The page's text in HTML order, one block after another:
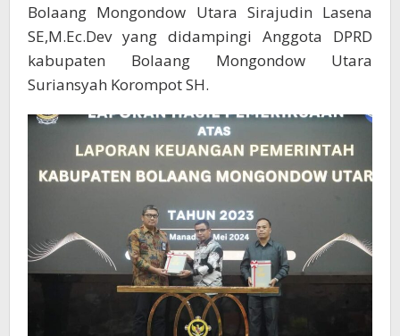
Bolaang Mongondow Utara Sirajudin Lasena
SE,M.Ec.Dev yang didampingi Anggota DPRD
kabupaten Bolaang Mongondow Utara
Suriansyah Korompot SH.